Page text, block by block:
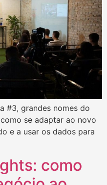
#3, grandes nomes do
se adaptar ao novo
e a usar os dados para
como